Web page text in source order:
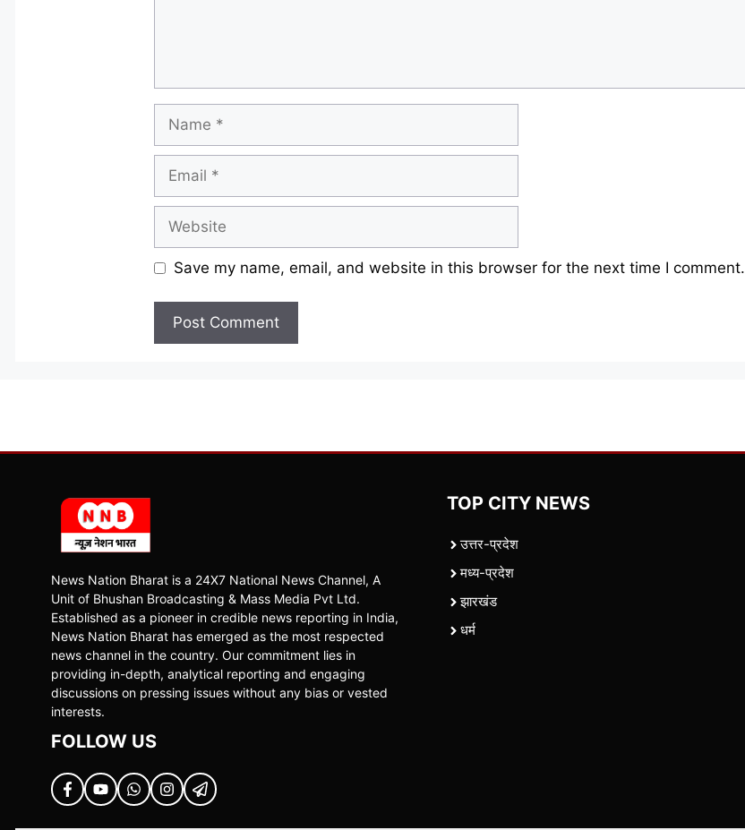
Save my name, email, and website in this browser for the next time I comment.
News Nation Bharat is a 24X7 National News Channel, A
Unit of Bhushan Broadcasting & Mass Media Pvt Ltd.
Established as a pioneer in credible news reporting in India,
News Nation Bharat has emerged as the most respected
news channel in the country. Our commitment lies in
providing in-depth, analytical reporting and engaging
discussions on pressing issues without any bias or vested
interests.
FOLLOW US
TOP CITY NEWS
उत्तर-प्रदेश
मध्य-प्रदेश
झारखंड
धर्म